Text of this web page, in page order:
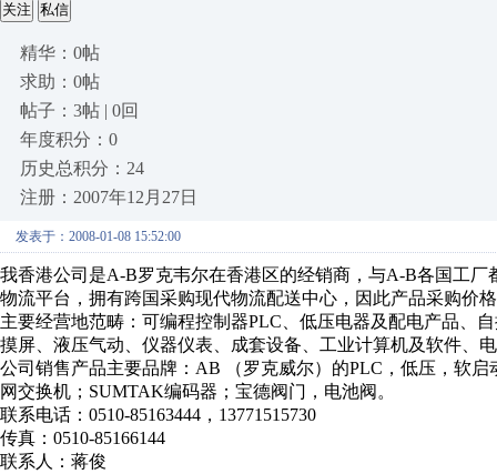
关注 私信
精华：0帖
求助：0帖
帖子：3帖 | 0回
年度积分：0
历史总积分：24
注册：2007年12月27日
发表于：2008-01-08 15:52:00
我香港公司是A-B罗克韦尔在香港区的经销商，与A-B各国工
物流平台，拥有跨国采购现代物流配送中心，因此产品采购价
主要经营地范畴：可编程控制器PLC、低压电器及配电产品、
摸屏、液压气动、仪器仪表、成套设备、工业计算机及软件、
公司销售产品主要品牌：AB （罗克威尔）的PLC，低压，软
网交换机；SUMTAK编码器；宝德阀门，电池阀。
联系电话：0510-85163444，13771515730
传真：0510-85166144
联系人：蒋俊